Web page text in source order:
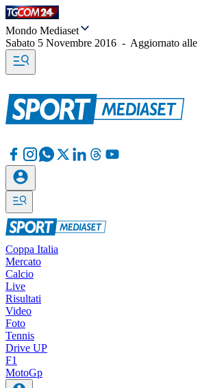
Mondo Mediaset
Sabato 5 Novembre 2016 - Aggiornato alle
Coppa Italia
Mercato
Calcio
Live
Risultati
Video
Foto
Tennis
Drive UP
F1
MotoGp